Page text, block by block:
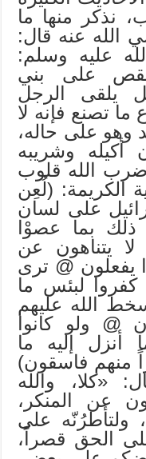
نذكر منها ما
الله عنه قال:
عليه وسلم:
على بني
يلقى الرجل
ما تصنع فإنه لا
وهو على حاله،
أكيله وشريبه
ضرب الله قلوب
الكريمة: (لُعِن
على لسان
بما عصوْا
لا يتناهون عن
يفعلون @ ترى
كفروا لبئس ما
الله عليهم
@ ولو كانوا
أنزل إليه ما
منهم فاسقون)
ثم قال: «كلا، والله
عن المنكر،
ولتأطرُنّه على
الحق قصراً،